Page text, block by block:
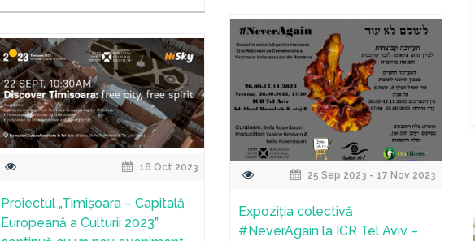
25 Sep 2023 - 17 Nov 2023
Expoziția colectivă
#NeverAgain la ICR Tel Aviv –
18 Oct 2023
Proiectul „Timișoara – Capitală
Europeană a Culturii 2023”